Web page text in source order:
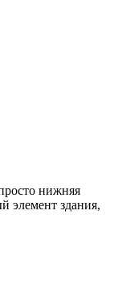
нижняя
элемент здания,